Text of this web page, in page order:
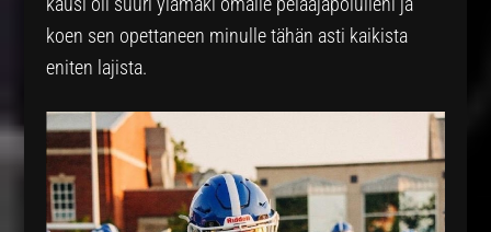
koen sen opettaneen minulle tähän asti kaikista
eniten lajista.